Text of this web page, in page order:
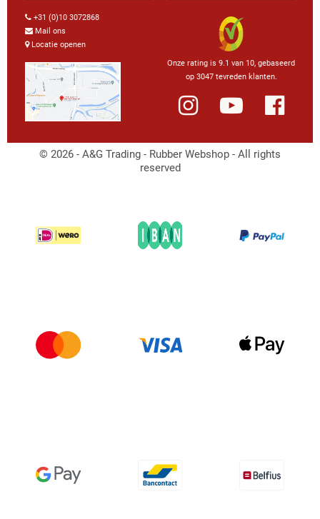
+31 (0)10 3072868
Mail ons
Locatie openen
Onze rating is 9.1 van 10, gebaseerd
op 3047 tevreden klanten.
© 2026 - A&G Trading - Rubber Webshop - All rights
reserved